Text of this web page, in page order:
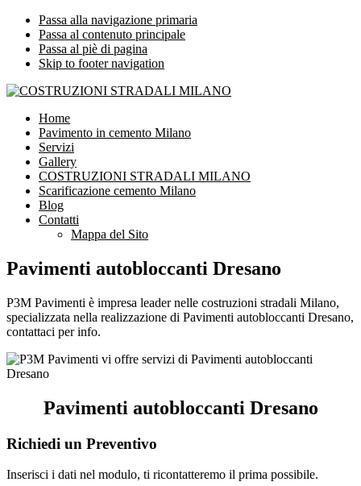
Passa alla navigazione primaria
Passa al contenuto principale
Passa al piè di pagina
Skip to footer navigation
COSTRUZIONI STRADALI MILANO
Impresa leader nelle costruzioni stradali Milano
Home
Pavimento in cemento Milano
Servizi
Gallery
COSTRUZIONI STRADALI MILANO
Scarificazione cemento Milano
Blog
Contatti
Mappa del Sito
Pavimenti autobloccanti Dresano
P3M Pavimenti è impresa leader nelle costruzioni stradali Milano,
specializzata nella realizzazione di Pavimenti autobloccanti Dresano,
contattaci per info.
Pavimenti autobloccanti Dresano
Richiedi un Preventivo
Inserisci i dati nel modulo, ti ricontatteremo il prima possibile.